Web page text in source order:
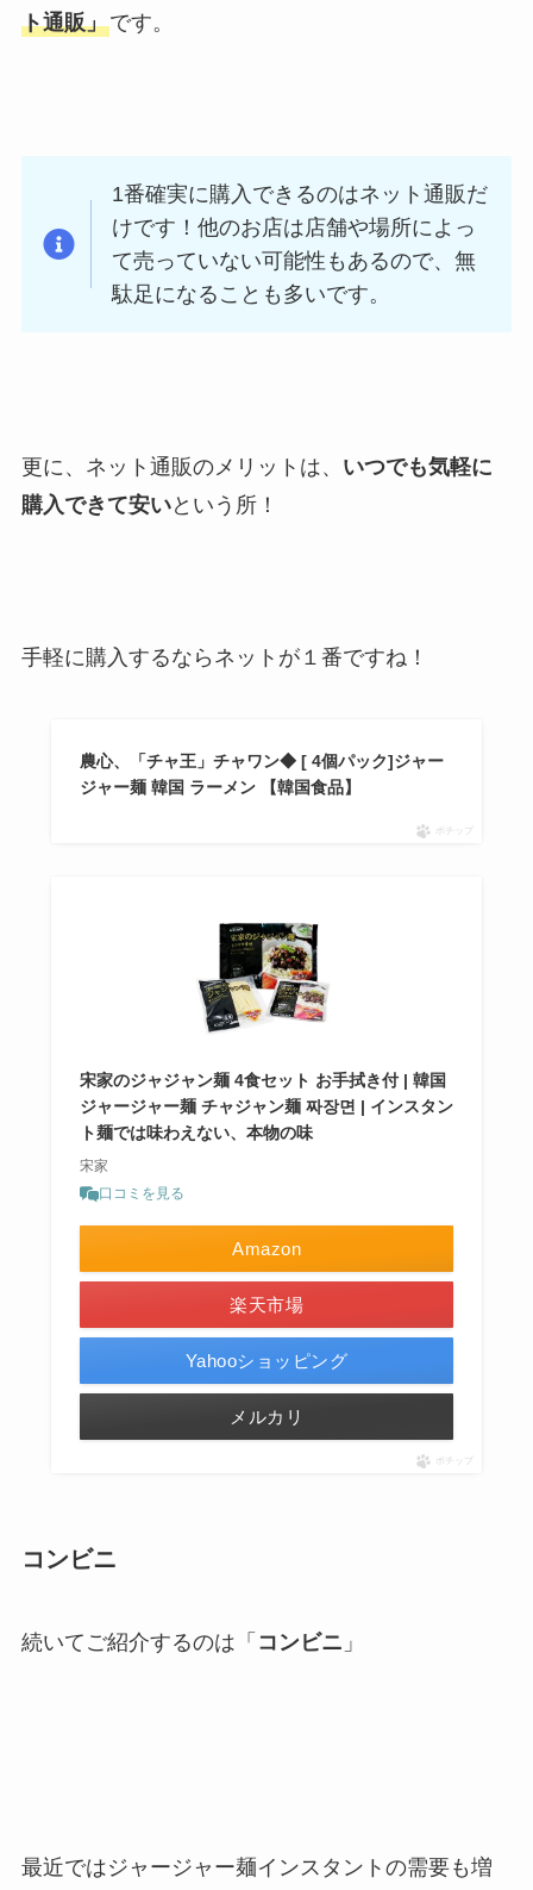
ト通販」です。
1番確実に購入できるのはネット通販だ
けです！他のお店は店舗や場所によっ
て売っていない可能性もあるので、無
駄足になることも多いです。
更に、ネット通販のメリットは、 いつでも気軽に
購入できて安いという所！
手軽に購入するならネットが１番ですね！
農心、「チャ王」チャワン◆ [ 4個パック]ジャー
ジャー麺 韓国 ラーメン 【韓国食品】
ポチップ
宋家のジャジャン麺 4食セット お手拭き付 | 韓国
ジャージャー麺 チャジャン麺 짜장면 | インスタン
ト麺では味わえない、本物の味
宋家
口コミを見る
Amazon
楽天市場
Yahooショッピング
メルカリ
ポチップ
コンビニ
続いてご紹介するのは「 コンビニ 」
最近ではジャージャー麺インスタントの需要も増